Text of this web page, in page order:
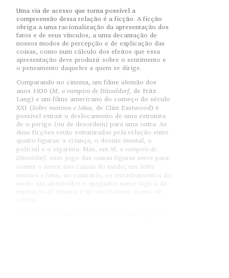
Uma via de acesso que torna possível a
compreensão dessa relação é a ficção. A ficção
obriga a uma racionalização da apresentação dos
fatos e de seus vínculos, a uma decantação de
nossos modos de percepção e de explicação das
coisas, como num cálculo dos efeitos que essa
apresentação deve produzir sobre o sentimento e
o pensamento daqueles a quem se dirige.
Comparando no cinema, um filme alemão dos
anos 1930 (M, o vampiro de Düsseldorf, de Fritz
Lang) e um filme americano do começo do século
XXI (Sobre meninos e lobos, de Clint Eastwood) é
possível extrair o deslocamento de uma estrutura
de o perigo (ou de desordem) para uma outra. As
duas ficções estão estruturadas pela relação entre
quatro figuras: a criança, o doente mental, o
policial e o vigarista. Mas, em M, o vampiro de
Düsseldorf, esse jogo das outras figuras serve para
conter o terror nos canais do medo; em Sobre
meninos e lobos, ao contrário, os encadeamentos do
medo são absorvidos e apagados numa lógica da